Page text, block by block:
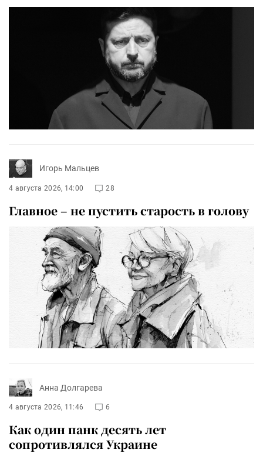
Игорь Мальцев
4 августа 2026, 14:00 28
Главное – не пустить старость в голову
Анна Долгарева
4 августа 2026, 11:46 6
Как один панк десять лет
сопротивлялся Украине